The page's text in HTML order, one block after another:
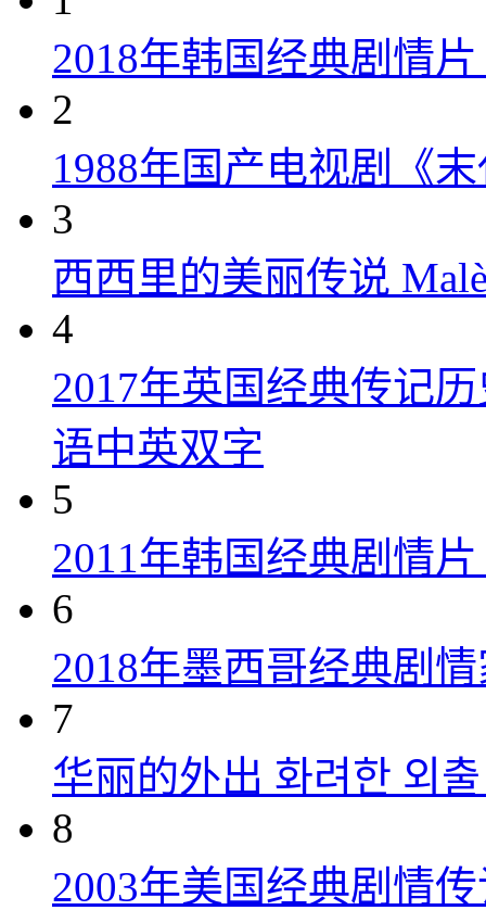
2018年韩国经典剧情
2
1988年国产电视剧《
3
西西里的美丽传说
4
2017年英国经典传记
语中英双字
5
2011年韩国经典剧情
6
2018年墨西哥经典剧
7
华丽的外出 화려한 외
8
2003年美国经典剧情